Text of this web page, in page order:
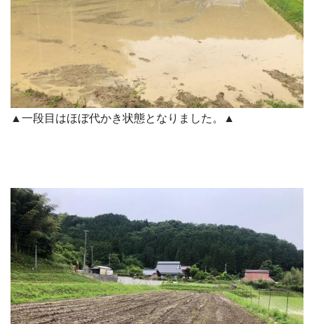
▲一段目はほぼ代かき状態となりました。▲